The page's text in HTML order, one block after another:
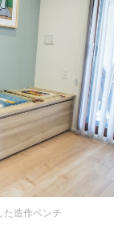
た造作ベンチ